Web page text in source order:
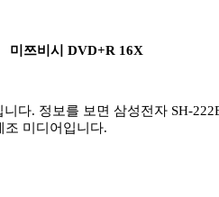
미쯔비시 DVD+R 16X
다. 정보를 보면 삼성전자 SH-
조 미디어입니다.